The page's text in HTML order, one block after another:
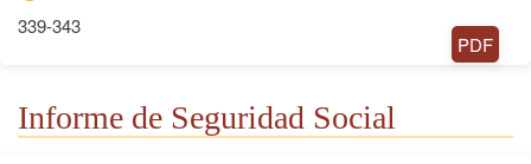
339-343
PDF
Informe de Seguridad Social